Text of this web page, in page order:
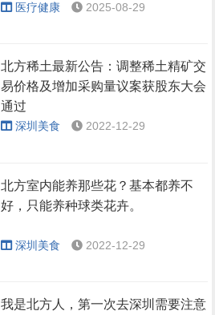
医疗健康 2025-08-29
北方稀土最新公告：调整稀土精矿交
易价格及增加采购量议案获股东大会
通过
深圳美食 2022-12-29
北方室内能养那些花？基本都养不
好，只能养种球类花卉。
深圳美食 2022-12-29
我是北方人，第一次去深圳需要注意